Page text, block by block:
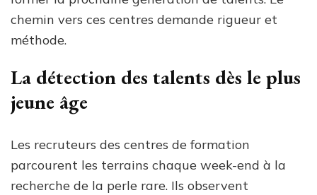
chemin vers ces centres demande rigueur et
méthode.
La détection des talents dès le plus
jeune âge
Les recruteurs des centres de formation
parcourent les terrains chaque week-end à la
recherche de la perle rare. Ils observent